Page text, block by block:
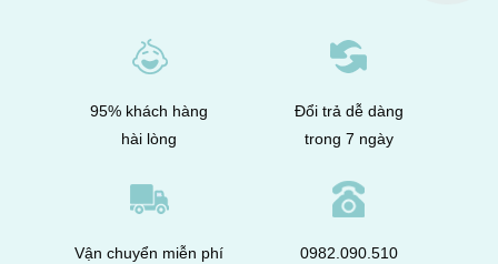
95% khách hàng
hài lòng
Đổi trả dễ dàng
trong 7 ngày
Vận chuyển miễn phí
0982.090.510